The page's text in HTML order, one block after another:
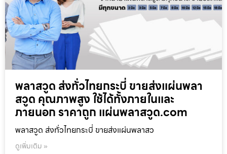
พลาสวูด ส่งทั่วไทยกระบี่ ขายส่งแผ่นพลา
สวูด คุณภาพสูง ใช้ได้ทั้งภายในและ
ภายนอก ราคาถูก แผ่นพลาสวูด.com
พลาสวูด ส่งทั่วไทยกระบี่ ขายส่งแผ่นพลาสว
ดูเพิ่มเติม »